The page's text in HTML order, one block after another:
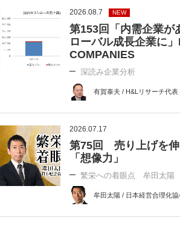
2026.08.7 NEW
第153回「内需企業が
ローバル成長企業に
COMPANIES
深読み企業分析
有賀泰夫 / H&Lリサーチ代表
2026.07.17
第75回 売り上げを伸
「想像力」
繁栄への着眼点 牟田太陽
牟田太陽 / 日本経営合理化